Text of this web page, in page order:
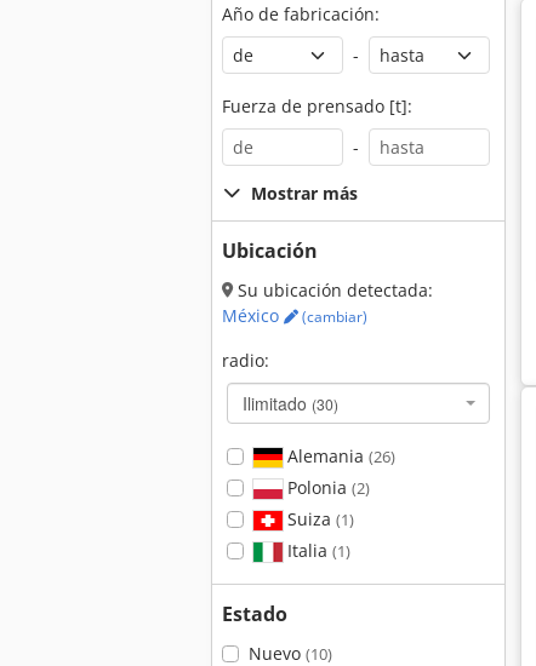
Año de fabricación:
-
Fuerza de prensado [t]:
-
Mostrar más
Ubicación
Su ubicación detectada:
México
(cambiar)
radio:
Ilimitado (30)
Alemania (26)
Polonia (2)
Suiza (1)
Italia (1)
Estado
Nuevo (10)